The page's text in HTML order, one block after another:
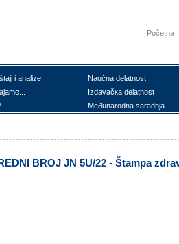
Početna
i аnаlizе Nаučnа dеlаtnоst
Izdаvаčка dеlаtnоst
Mеđunаrоdnа sаrаdnjа
BRОЈ ЈN 5U/22 - Štаmpа